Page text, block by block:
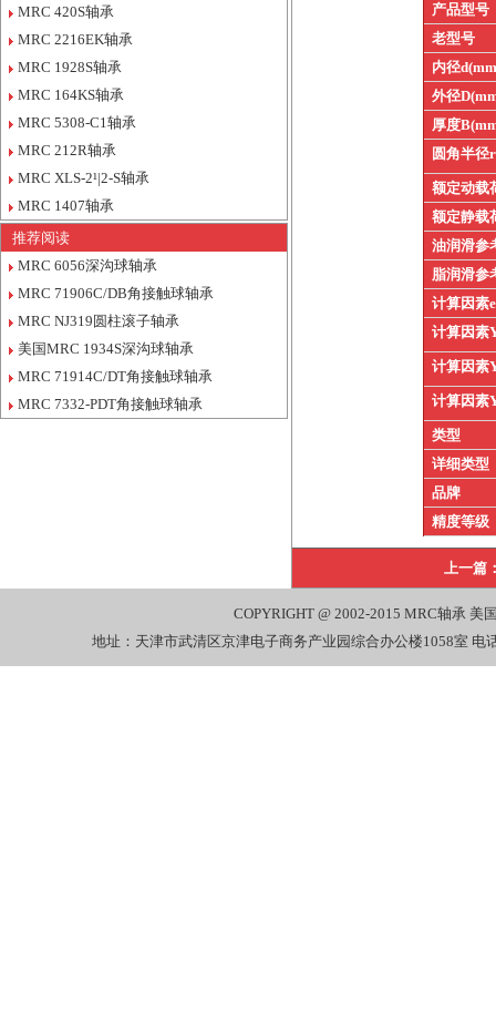
MRC 420S轴承
MRC 2216EK轴承
MRC 1928S轴承
MRC 164KS轴承
MRC 5308-C1轴承
MRC 212R轴承
MRC XLS-2¹|2-S轴承
MRC 1407轴承
推荐阅读
MRC 6056深沟球轴承
MRC 71906C/DB角接触球轴承
MRC NJ319圆柱滚子轴承
美国MRC 1934S深沟球轴承
MRC 71914C/DT角接触球轴承
MRC 7332-PDT角接触球轴承
产品型号
老型号
内径
外径
厚度
圆角半径r
额定动载
额定静载
油润滑参
脂润滑参
计算因素e
计算因素
计算因素
计算因素
类型
详细类型
品牌
精度等级
上一篇
COPYRIGHT @ 2002-2015 MRC轴承 美
地址：天津市武清区京津电子商务产业园综合办公楼1058室 电